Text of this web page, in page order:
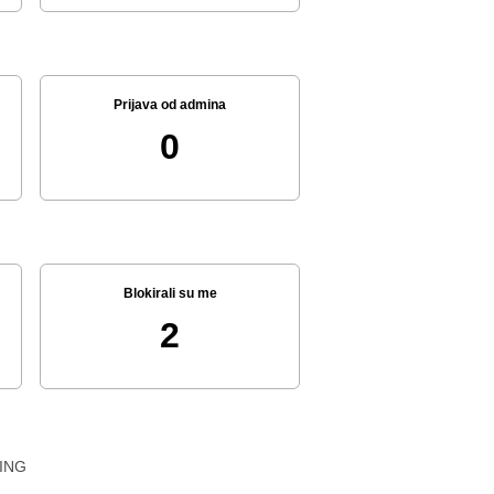
Prijava od admina
0
Blokirali su me
2